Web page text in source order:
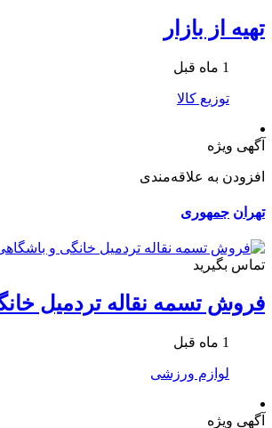
تهیه از بازار
1 ماه قبل
توزیع کالا
آگهی ویژه
افزودن به علاقه‌مندی
تهران جمهوری
تماس بگیرید
فروش تسمه نقاله تردمیل
1 ماه قبل
لوازم ورزشی
آگهی ویژه